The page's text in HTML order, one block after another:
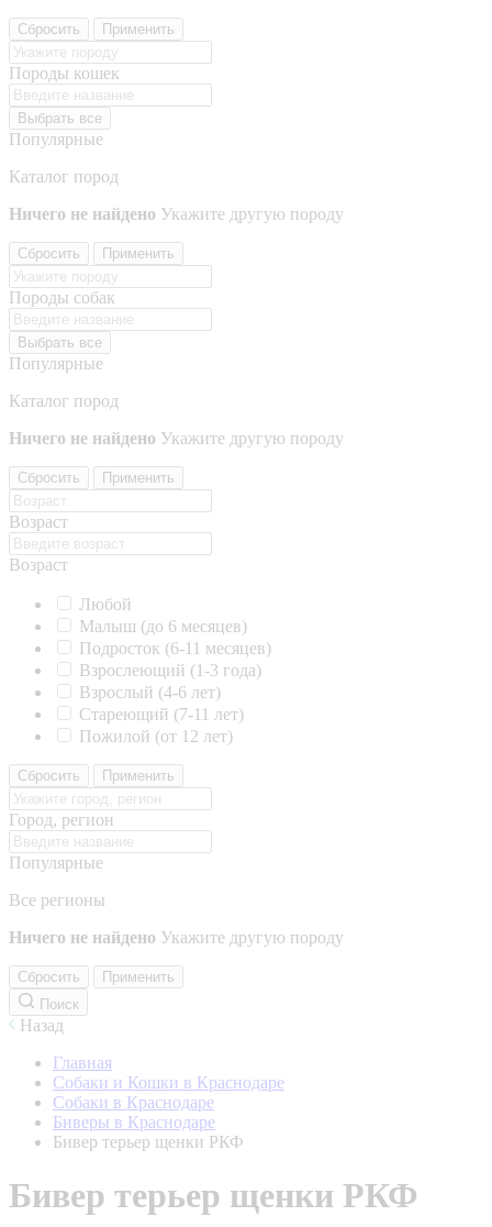
Сбросить Применить
Породы кошек
Выбрать все
Популярные
Каталог пород
Ничего не найдено Укажите другую породу
Сбросить Применить
Породы собак
Выбрать все
Популярные
Каталог пород
Ничего не найдено Укажите другую породу
Сбросить Применить
Возраст
Возраст
Любой
Малыш (до 6 месяцев)
Подросток (6-11 месяцев)
Взрослеющий (1-3 года)
Взрослый (4-6 лет)
Стареющий (7-11 лет)
Пожилой (от 12 лет)
Сбросить Применить
Город, регион
Популярные
Все регионы
Ничего не найдено Укажите другую породу
Сбросить
Применить
Поиск
Назад
Главная
Собаки и Кошки в Краснодаре
Собаки в Краснодаре
Биверы в Краснодаре
Бивер терьер щенки РКФ
Бивер терьер щенки РКФ